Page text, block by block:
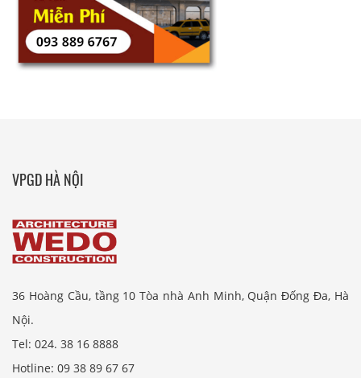
VPGD HÀ NỘI
36 Hoàng Cầu, tầng 10 Tòa nhà Anh Minh, Quận Đống Đa, Hà
Nội.
Tel: 024. 38 16 8888
Hotline: 09 38 89 67 67